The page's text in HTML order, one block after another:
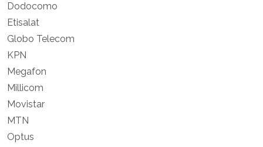
Dodocomo
Etisalat
Globo Telecom
KPN
Megafon
Millicom
Movistar
MTN
Optus